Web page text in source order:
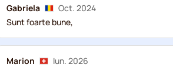
Gabriela
Oct. 2024
Sunt foarte bune,
Marion
Iun. 2026